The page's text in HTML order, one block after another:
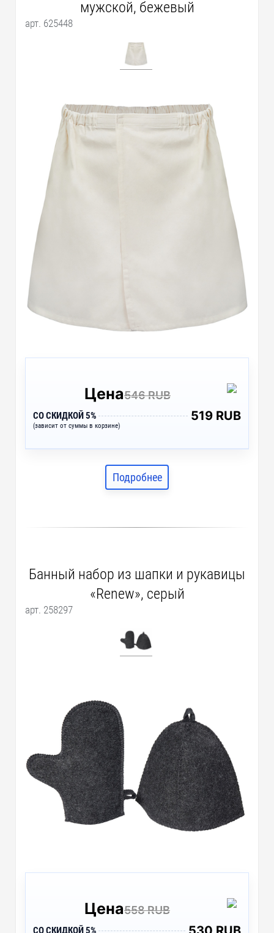
мужской, бежевый
арт. 625448
Цена546 RUB
СО СКИДКОЙ 5%
(зависит от суммы в корзине)
519 RUB
Подробнее
Банный набор из шапки и рукавицы
«Renew», серый
арт. 258297
Цена558 RUB
СО СКИДКОЙ 5%